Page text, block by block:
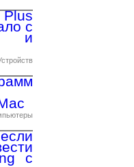
Plus
с
и
с